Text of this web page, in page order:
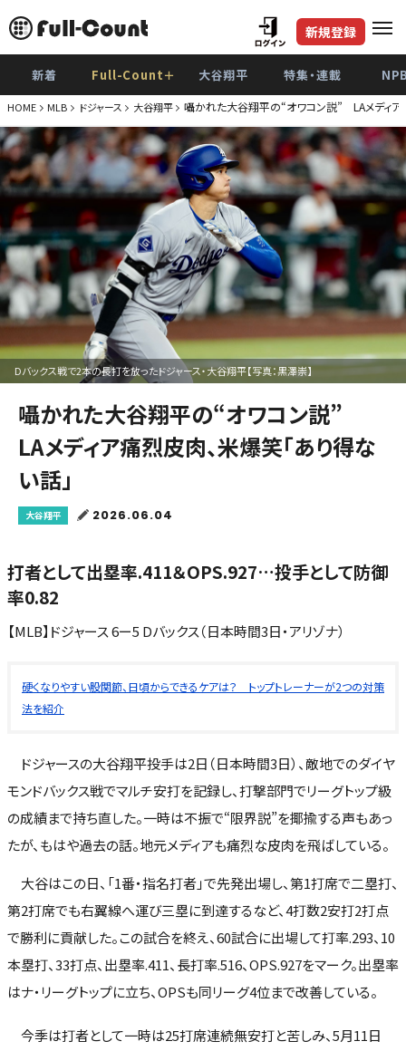
新規登録
新着 Full-Count＋ 大谷翔平 特集・連載
HOME MLB ドジャース 大谷翔平 囁かれた大谷翔平の“オワコン説” LAメディア
Dバックス戦で2本の長打を放ったドジャース・大谷翔平【写真：黒澤崇】
囁かれた大谷翔平の“オワコン説”
LAメディア痛烈皮肉、米爆笑「あり得な
い話」
大谷翔平 2026.06.04
打者として出塁率.411＆OPS.927…投手として防御
率0.82
【MLB】ドジャース 6ー5 Dバックス（日本時間3日・アリゾナ）
硬くなりやすい股関節、日頃からできるケアは？ トップトレーナーが2つの対策
法を紹介
ドジャースの大谷翔平投手は2日（日本時間3日）、敵地でのダイヤ
モンドバックス戦でマルチ安打を記録し、打撃部門でリーグトップ級
の成績まで持ち直した。一時は不振で“限界説”を揶揄する声もあっ
たが、もはや過去の話。地元メディアも痛烈な皮肉を飛ばしている。
大谷はこの日、「1番・指名打者」で先発出場し、第1打席で二塁打、
第2打席でも右翼線へ運び三塁に到達するなど、4打数2安打2打点
で勝利に貢献した。この試合を終え、60試合に出場して打率.293、10
本塁打、33打点、出塁率.411、長打率.516、OPS.927をマーク。出塁率
はナ・リーグトップに立ち、OPSも同リーグ4位まで改善している。
今季は打者として一時は25打席連続無安打と苦しみ、5月11日